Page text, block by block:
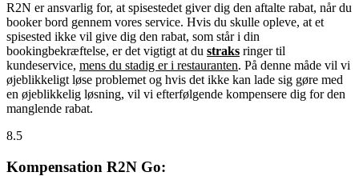
R2N er ansvarlig for, at spisestedet giver dig den aftalte rabat, når du
booker bord gennem vores service. Hvis du skulle opleve, at et
spisested ikke vil give dig den rabat, som står i din
bookingbekræftelse, er det vigtigt at du straks ringer til
kundeservice, mens du stadig er i restauranten. På denne måde vil vi
øjeblikkeligt løse problemet og hvis det ikke kan lade sig gøre med
en øjeblikkelig løsning, vil vi efterfølgende kompensere dig for den
manglende rabat.
8.5
Kompensation R2N Go: